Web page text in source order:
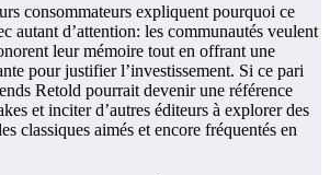
consommateurs expliquent pourquoi ce
autant d’attention: les communautés veulent
leur mémoire tout en offrant une
pour justifier l’investissement. Si ce pari
Retold pourrait devenir une référence
et inciter d’autres éditeurs à explorer des
classiques aimés et encore fréquentés en